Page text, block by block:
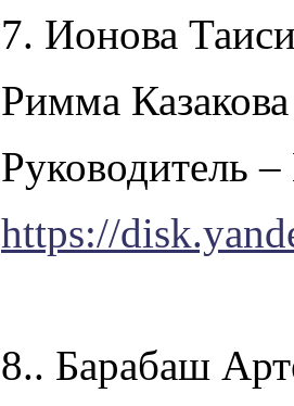
7. Ионова
Римма
Руководитель
https://
8.. Барабаш